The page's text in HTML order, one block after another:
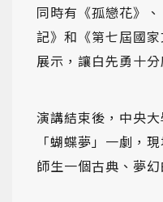
同時有《孤戀花》
記》和《第七屆國
展示，讓白先勇十分
演講結束後，中央
「蝴蝶夢」一劇，
師生一個古典、夢幻